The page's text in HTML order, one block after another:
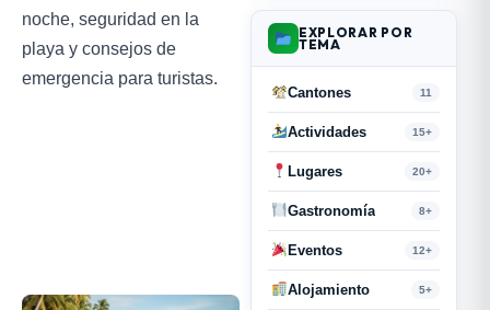
noche, seguridad en la
playa y consejos de
emergencia para turistas.
EXPLORAR POR
TEMA
Cantones 11
Actividades 15+
Lugares 20+
Gastronomía 8+
Eventos 12+
Alojamiento 5+